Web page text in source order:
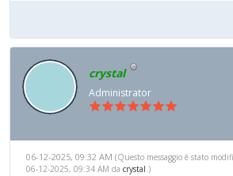
crystal
Administrator
06-12-2025, 09:32 AM (Questo messaggio è stato
06-12-2025, 09:34 AM da crystal.)